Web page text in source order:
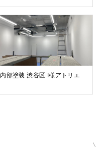
内部塗装 渋谷区 I様アトリエ